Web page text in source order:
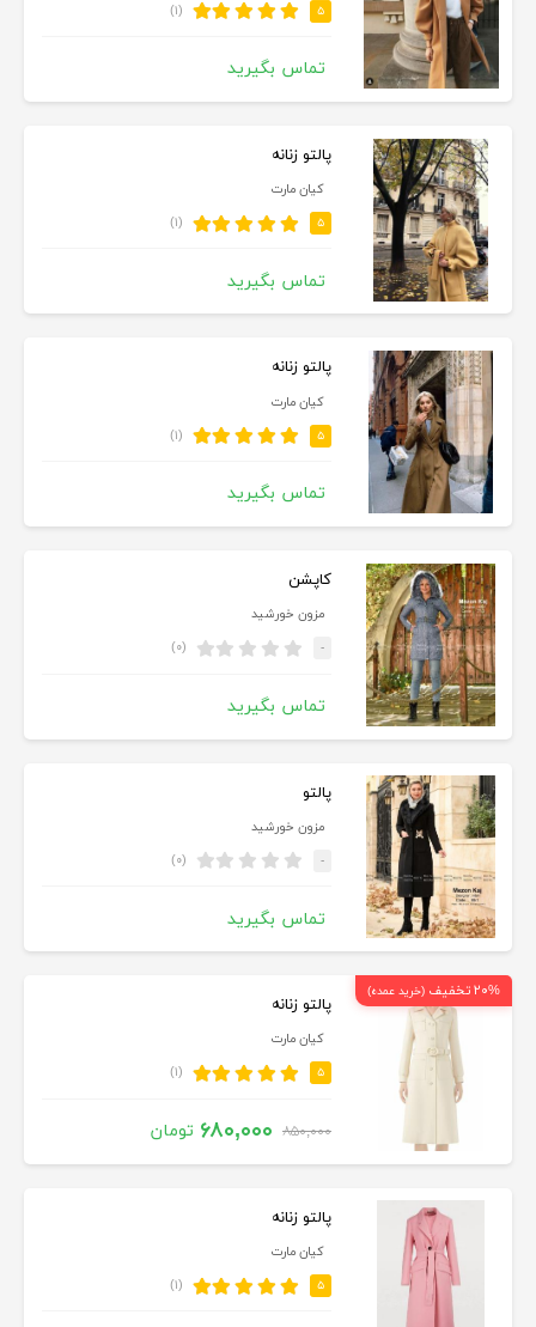
۵ (۱)
تماس بگیرید
پالتو زنانه
کیان مارت
۵ (۱)
تماس بگیرید
پالتو زنانه
کیان مارت
۵ (۱)
تماس بگیرید
کاپشن
مزون خورشید
- (۰)
تماس بگیرید
پالتو
مزون خورشید
- (۰)
تماس بگیرید
۲۰% تخفیف (خرید عمده)
پالتو زنانه
کیان مارت
۵ (۱)
۸۵۰,۰۰۰ ۶۸۰,۰۰۰ تومان
پالتو زنانه
کیان مارت
۵ (۱)